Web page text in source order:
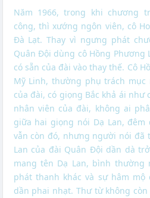
Năm 1966, trong khi chương
công, thì xướng ngôn viên, cô
Ðà Lạt. Thay vì ngưng phát
Quân Ðội dùng cô Hồng Phương
có sẵn của đài vào thay thế. Cô
Mỹ Linh, thường phụ trách mục
của đài, có giọng Bắc khả ái như
nhân viên của đài, không ai
giữa hai giọng nói Dạ Lan,
vẫn còn đó, nhưng người nói đã
Lan của đài Quân Ðội dần dà
mang tên Dạ Lan, bình
phát thanh khác và sự hâm mộ
dần phai nhạt. Thư từ không